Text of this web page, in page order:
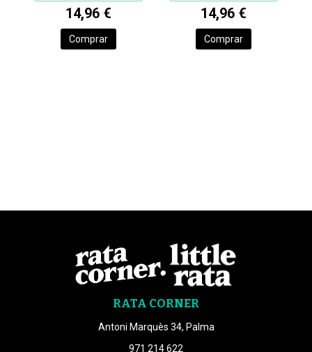
14,96 €
Comprar
14,96 €
Comprar
RATA CORNER
Antoni Marquès 34, Palma
971 214 622